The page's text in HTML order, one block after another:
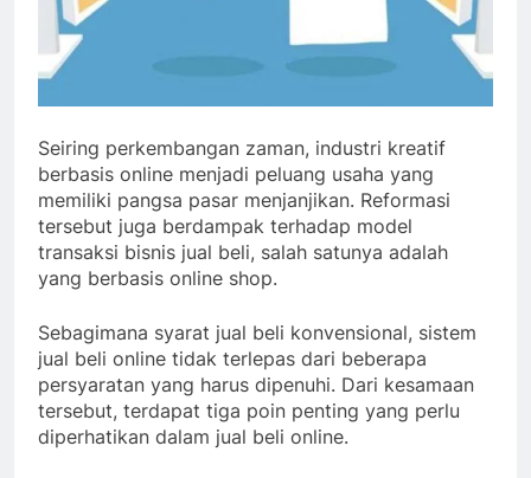
Seiring perkembangan zaman, industri kreatif
berbasis online menjadi peluang usaha yang
memiliki pangsa pasar menjanjikan. Reformasi
tersebut juga berdampak terhadap model
transaksi bisnis jual beli, salah satunya adalah
yang berbasis online shop.
Sebagimana syarat jual beli konvensional, sistem
jual beli online tidak terlepas dari beberapa
persyaratan yang harus dipenuhi. Dari kesamaan
tersebut, terdapat tiga poin penting yang perlu
diperhatikan dalam jual beli online.